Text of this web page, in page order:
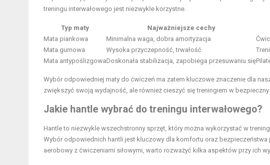
treningu interwałowego jest niezwykle korzystne.
Typ maty Najważniejsze cechy
Mata piankowa
Minimalna waga, dobra amortyzacja
Mata gumowa
Wysoka przyczepność, trwałość
Mata antypoślizgowaDoskonała stabilizacja, zapobiega przesuwaniu się
Wybór odpowiedniej maty do ćwiczeń ma zatem kluczowe znaczenie dla
zwiększyć swoją wydajność, ale również cieszyć się treningiem w
Jakie hantle wybrać do treningu interwałowego?
Hantle to niezwykle wszechstronny sprzęt, który można wykorzystać w
Wybór odpowiednich hantli jest kluczowy dla komfortu oraz bezpieczeństwa
aerobowy z ćwiczeniami siłowymi, warto rozważyć kilka aspektów przy ich